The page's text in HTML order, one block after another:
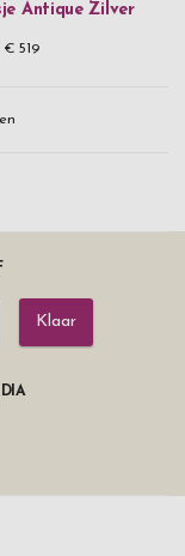
Antique Zilver
€ 519
Klaar